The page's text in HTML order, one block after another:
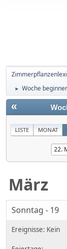
► Woche
«
LISTE MONAT
März
Sonntag - 19